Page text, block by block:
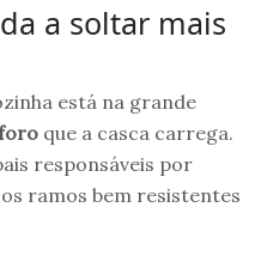
a soltar mais
está na grande
que a casca carrega.
responsáveis por
ramos bem resistentes